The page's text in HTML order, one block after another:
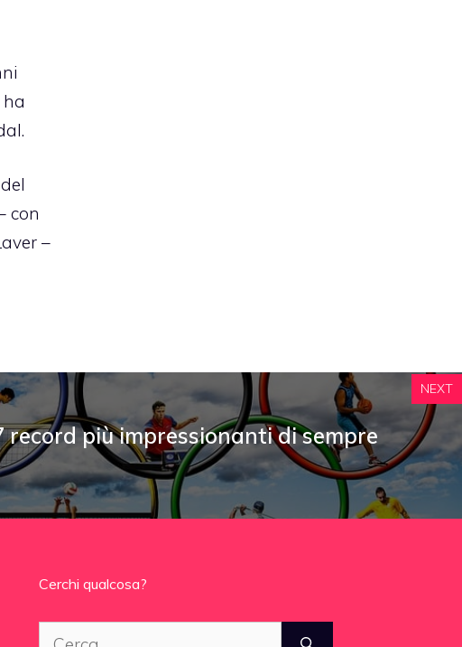
con
–
NEXT
record più impressionanti di sempre
Cerchi qualcosa?
Ricerca